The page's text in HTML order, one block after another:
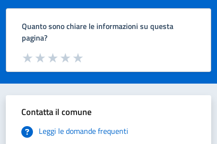
Quanto sono chiare le informazioni su questa
pagina?
Valuta da 1 a 5 stelle la pagina
Valuta 5 stelle su 5
Valuta 4 stelle su 5
Valuta 3 stelle su 5
Valuta 2 stelle su 5
Valuta 1 stelle su 5
Contatta il comune
Leggi le domande frequenti